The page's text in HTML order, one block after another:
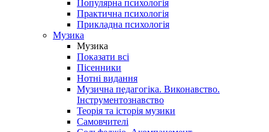
Популярна психологія
Практична психологія
Прикладна психологія
Музика
Музика
Показати всі
Пісенники
Нотні видання
Музична педагогіка. Виконавство.
Інструментознавство
Теорія та історія музики
Самовчителі